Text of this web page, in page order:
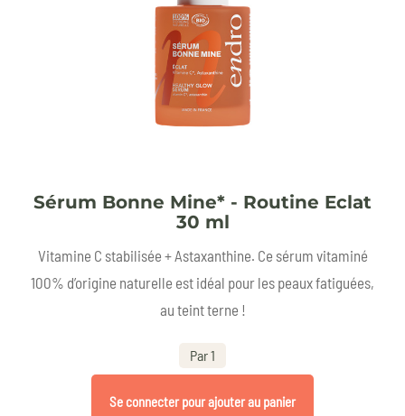
Sérum Bonne Mine* - Routine Eclat
30 ml
Vitamine C stabilisée + Astaxanthine. Ce sérum vitaminé
100% d’origine naturelle est idéal pour les peaux fatiguées,
au teint terne !
Par 1
Se connecter pour ajouter au panier